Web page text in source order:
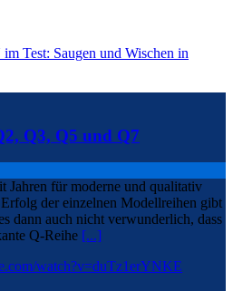
Test: Saugen und Wischen in
Q3, Q5 und Q7
Jahren für moderne und qualitativ
der einzelnen Modellreihen gibt
dann auch nicht verwunderlich, dass
Q-Reihe [...]